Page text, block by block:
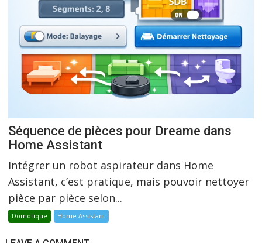
Séquence de pièces pour Dreame dans
Home Assistant
Intégrer un robot aspirateur dans Home
Assistant, c’est pratique, mais pouvoir nettoyer
pièce par pièce selon...
Domotique Home Assistant